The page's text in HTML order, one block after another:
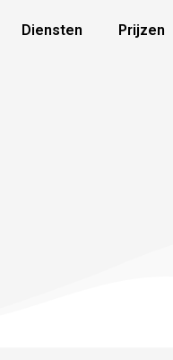
Diensten Prijzen